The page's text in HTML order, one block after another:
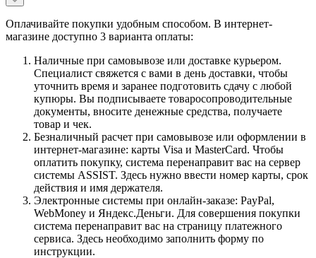
Оплачивайте покупки удобным способом. В интернет-
магазине доступно 3 варианта оплаты:
Наличные при самовывозе или доставке курьером.
Специалист свяжется с вами в день доставки, чтобы
уточнить время и заранее подготовить сдачу с любой
купюры. Вы подписываете товаросопроводительные
документы, вносите денежные средства, получаете
товар и чек.
Безналичный расчет при самовывозе или оформлении в
интернет-магазине: карты Visa и MasterCard. Чтобы
оплатить покупку, система перенаправит вас на сервер
системы ASSIST. Здесь нужно ввести номер карты, срок
действия и имя держателя.
Электронные системы при онлайн-заказе: PayPal,
WebMoney и Яндекс.Деньги. Для совершения покупки
система перенаправит вас на страницу платежного
сервиса. Здесь необходимо заполнить форму по
инструкции.